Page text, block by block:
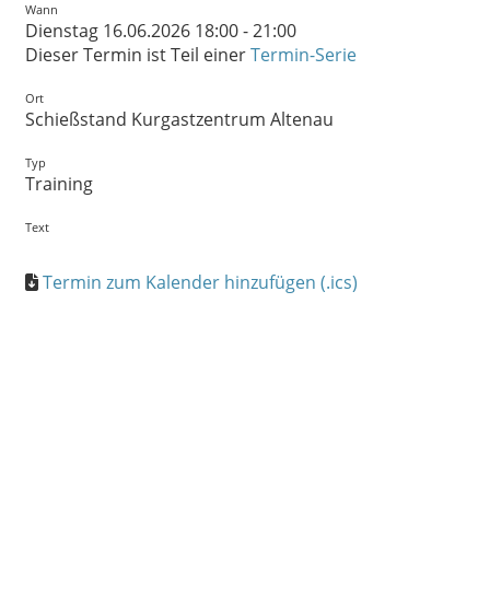
Wann
Dienstag 16.06.2026 18:00 - 21:00
Dieser Termin ist Teil einerTermin-Serie
Ort
Schießstand Kurgastzentrum Altenau
Typ
Training
Text
Termin zum Kalender hinzufügen (.ics)